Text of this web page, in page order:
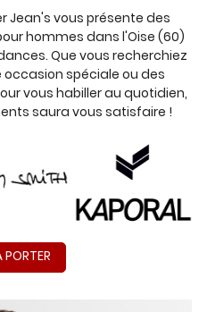
Rejoignez-
Restez
Inscription
Jean's vous présente des
hommes dans l'Oise (60)
Que vous recherchiez
spéciale ou des
vous habiller au quotidien,
saura vous satisfaire !
PORTER